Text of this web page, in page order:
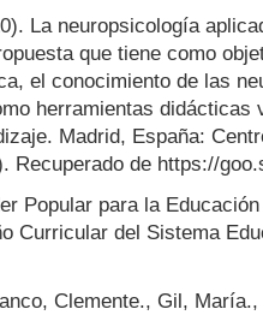
La neuropsicología
que tiene como
el conocimiento de las
herramientas didácticas
Madrid, España:
Recuperado de https://
Popular para la
Curricular del Sistema
Clemente., Gil,